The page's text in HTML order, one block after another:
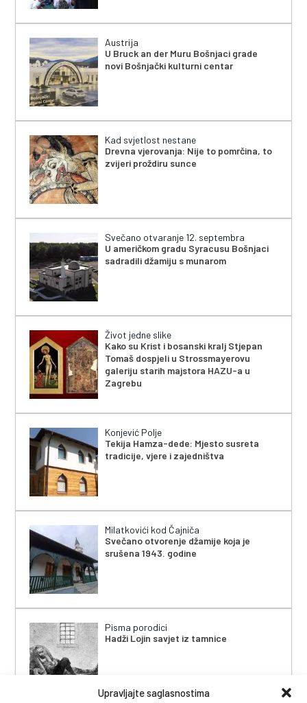
Upravljajte saglasnostima
Austrija
U Bruck an der Muru Bošnjaci grade
novi Bošnjački kulturni centar
Kad svjetlost nestane
Drevna vjerovanja: Nije to pomrčina, to
zvijeri proždiru sunce
Svečano otvaranje 12. septembra
U američkom gradu Syracusu Bošnjaci
sadradili džamiju s munarom
Život jedne slike
Kako su Krist i bosanski kralj Stjepan
Tomaš dospjeli u Strossmayerovu
galeriju starih majstora HAZU-a u
Zagrebu
Konjević Polje
Tekija Hamza-dede: Mjesto susreta
tradicije, vjere i zajedništva
Milatkovići kod Čajniča
Svečano otvorenje džamije koja je
srušena 1943. godine
Pisma porodici
Hadži Lojin savjet iz tamnice